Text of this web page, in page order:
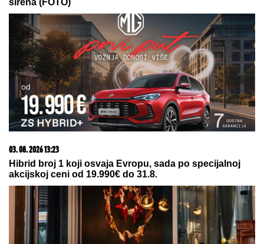
06. 08. 2026 09:39
Marija (3) se igrala u dvorištu i samo je nestala: Posle
42 godine otac je pronašao, zanemeo je kada je saznao
08. 08. 2026 07:56
У Србији активно шест пожара, највећи у
Делиблатској пешчари